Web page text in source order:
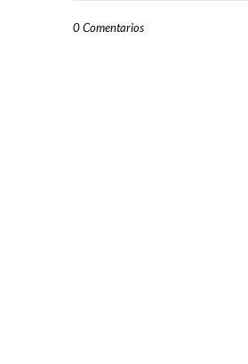
0 Comentarios